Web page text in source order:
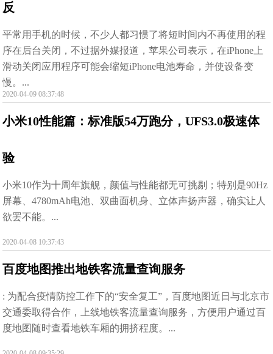
反
平常用手机的时候，不少人都习惯了将短时间内不再使用的程
序在后台关闭，不过据外媒报道，苹果公司表示，在iPhone上
滑动关闭应用程序可能会缩短iPhone电池寿命，并使设备变
慢。...
2020-04-09 08:37:48
小米10性能篇：标准版54万跑分，UFS3.0极速体
验
小米10作为十周年旗舰，颜值与性能都无可挑剔；特别是90Hz
屏幕、4780mAh电池、双曲面机身、立体声扬声器，确实让人
欲罢不能。...
2020-04-08 10:37:43
百度地图推出地铁客流量查询服务
: 为配合疫情防控工作下的“安全复工”，百度地图近日与北京市
交通委取得合作，上线地铁客流量查询服务，方便用户通过百
度地图随时查看地铁车厢的拥挤程度。...